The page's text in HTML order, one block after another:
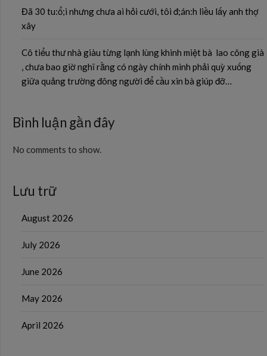
Đã 30 tu:ổ;i nhưng chưa ai hỏi cưới, tôi đ;án:h liều lấy anh thợ
xây
Cô tiểu thư nhà giàu từng lạnh lùng khinh miệt bà lao công già
, chưa bao giờ nghĩ rằng có ngày chính mình phải quỳ xuống
giữa quảng trường đông người để cầu xin bà giúp đỡ…
Bình luận gần đây
No comments to show.
Lưu trữ
August 2026
July 2026
June 2026
May 2026
April 2026